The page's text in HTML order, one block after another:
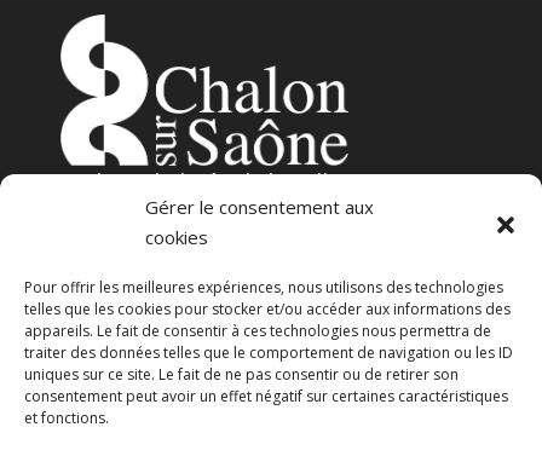
3place de l’Hôtel-de-Ville
71100 – Chalon-sur-Saône
23 avenue Georges Pompidou
Gérer le consentement aux
cookies
Pour offrir les meilleures expériences, nous utilisons des technologies
telles que les cookies pour stocker et/ou accéder aux informations des
appareils. Le fait de consentir à ces technologies nous permettra de
traiter des données telles que le comportement de navigation ou les ID
uniques sur ce site. Le fait de ne pas consentir ou de retirer son
consentement peut avoir un effet négatif sur certaines caractéristiques
et fonctions.